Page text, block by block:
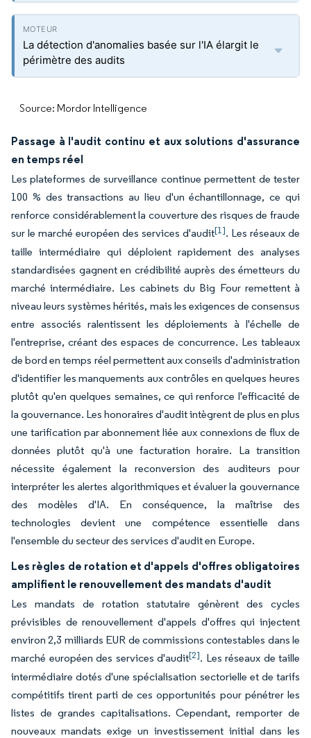
La détection d'anomalies basée sur l'IA élargit le
périmètre des audits
Source: Mordor Intelligence
Passage à l'audit continu et aux solutions d'assurance
en temps réel
Les plateformes de surveillance continue permettent de tester
100 % des transactions au lieu d'un échantillonnage, ce qui
renforce considérablement la couverture des risques de fraude
sur le marché européen des services d'audit[1]. Les réseaux de
taille intermédiaire qui déploient rapidement des analyses
standardisées gagnent en crédibilité auprès des émetteurs du
marché intermédiaire. Les cabinets du Big Four remettent à
niveau leurs systèmes hérités, mais les exigences de consensus
entre associés ralentissent les déploiements à l'échelle de
l'entreprise, créant des espaces de concurrence. Les tableaux
de bord en temps réel permettent aux conseils d'administration
d'identifier les manquements aux contrôles en quelques heures
plutôt qu'en quelques semaines, ce qui renforce l'efficacité de
la gouvernance. Les honoraires d'audit intègrent de plus en plus
une tarification par abonnement liée aux connexions de flux de
données plutôt qu'à une facturation horaire. La transition
nécessite également la reconversion des auditeurs pour
interpréter les alertes algorithmiques et évaluer la gouvernance
des modèles d'IA. En conséquence, la maîtrise des
technologies devient une compétence essentielle dans
l'ensemble du secteur des services d'audit en Europe.
Les règles de rotation et d'appels d'offres obligatoires
amplifient le renouvellement des mandats d'audit
Les mandats de rotation statutaire génèrent des cycles
prévisibles de renouvellement d'appels d'offres qui injectent
environ 2,3 milliards EUR de commissions contestables dans le
marché européen des services d'audit[2]. Les réseaux de taille
intermédiaire dotés d'une spécialisation sectorielle et de tarifs
compétitifs tirent parti de ces opportunités pour pénétrer les
listes de grandes capitalisations. Cependant, remporter de
nouveaux mandats exige un investissement initial dans les